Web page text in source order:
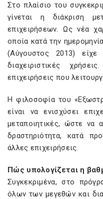
Στο πλαίσιο του
γίνεται η διάκριση
επιχειρήσεων. Ως νέα
οποία κατά την
(Αύγουστος 2013)
διαχειριστικές
επιχειρήσεις που
Η φιλοσοφία του
είναι να ενισχύσει
μεταποιητικές, ώστε να
δραστηριότητα, κατά
άλλες επιχειρήσεις.
Πώς υπολογίζεται η
Συγκεκριμένα, στο
όλων των μεγεθών και